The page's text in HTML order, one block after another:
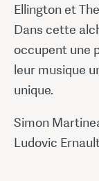
Ellington et
Dans cette
occupent une
leur musique
unique.
Simon
Ludovic